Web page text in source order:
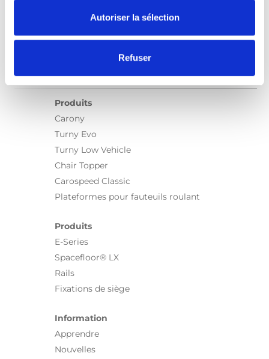
Autoriser la sélection
Refuser
Produits
Carony
Turny Evo
Turny Low Vehicle
Chair Topper
Carospeed Classic
Plateformes pour fauteuils roulant
Produits
E-Series
Spacefloor® LX
Rails
Fixations de siège
Information
Apprendre
Nouvelles